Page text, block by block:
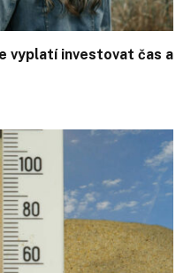
vyplatí investovat čas a